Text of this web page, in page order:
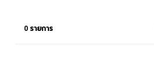
0 รายการ